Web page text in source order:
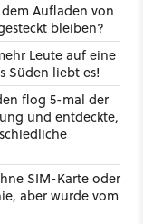
Aufladen von
bleiben?
Leute auf eine
Süden liebt es!
flog 5-mal der
und entdeckte,
SIM-Karte oder
aber wurde vom